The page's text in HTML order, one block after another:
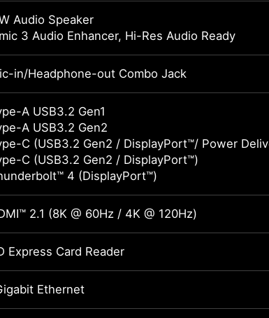
Audio Speaker
3 Audio Enhancer, Hi-Res Audio Ready
in/Headphone-out Combo Jack
A USB3.2 Gen1
A USB3.2 Gen2
C (USB3.2 Gen2 / DisplayPort™/ Power
C (USB3.2 Gen2 / DisplayPort™)
4 (DisplayPort™)
2.1 (8K @ 60Hz / 4K @ 120Hz)
Express Card Reader
Ethernet